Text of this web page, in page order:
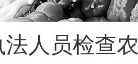
法人员检查